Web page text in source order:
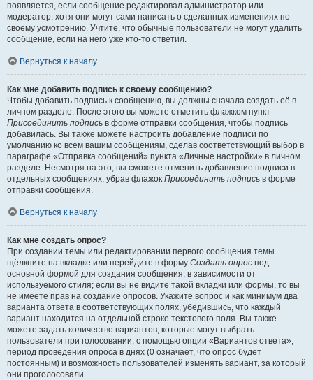
появляется, если сообщение редактировал администратор или
модератор, хотя они могут сами написать о сделанных изменениях по
своему усмотрению. Учтите, что обычные пользователи не могут удалить
сообщение, если на него уже кто-то ответил.
Вернуться к началу
Как мне добавить подпись к своему сообщению?
Чтобы добавить подпись к сообщению, вы должны сначала создать её в
личном разделе. После этого вы можете отметить флажком пункт
Присоединить подпись в форме отправки сообщения, чтобы подпись
добавилась. Вы также можете настроить добавление подписи по
умолчанию ко всем вашим сообщениям, сделав соответствующий выбор в
параграфе «Отправка сообщений» пункта «Личные настройки» в личном
разделе. Несмотря на это, вы сможете отменить добавление подписи в
отдельных сообщениях, убрав флажок Присоединить подпись в форме
отправки сообщения.
Вернуться к началу
Как мне создать опрос?
При создании темы или редактировании первого сообщения темы
щёлкните на вкладке или перейдите в форму Создать опрос под
основной формой для создания сообщения, в зависимости от
используемого стиля; если вы не видите такой вкладки или формы, то вы
не имеете прав на создание опросов. Укажите вопрос и как минимум два
варианта ответа в соответствующих полях, убедившись, что каждый
вариант находится на отдельной строке текстового поля. Вы также
можете задать количество вариантов, которые могут выбрать
пользователи при голосовании, с помощью опции «Вариантов ответа»,
период проведения опроса в днях (0 означает, что опрос будет
постоянным) и возможность пользователей изменять вариант, за который
они проголосовали.